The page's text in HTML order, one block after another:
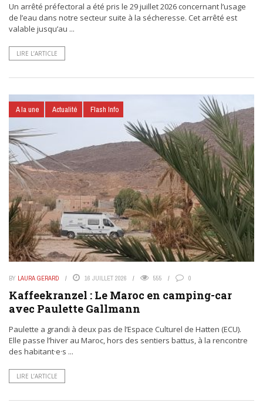
Un arrêté préfectoral a été pris le 29 juillet 2026 concernant l’usage
de l’eau dans notre secteur suite à la sécheresse. Cet arrêté est
valable jusqu’au ...
LIRE L’ARTICLE
A la une Actualité Flash Info
BY LAURA GERARD 16 JUILLET 2026 555 0
Kaffeekranzel : Le Maroc en camping-car
avec Paulette Gallmann
Paulette a grandi à deux pas de l’Espace Culturel de Hatten (ECU).
Elle passe l’hiver au Maroc, hors des sentiers battus, à la rencontre
des habitant·e·s ...
LIRE L’ARTICLE